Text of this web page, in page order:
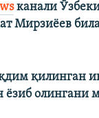
канали
Мирзиёев
қилинган
олингани